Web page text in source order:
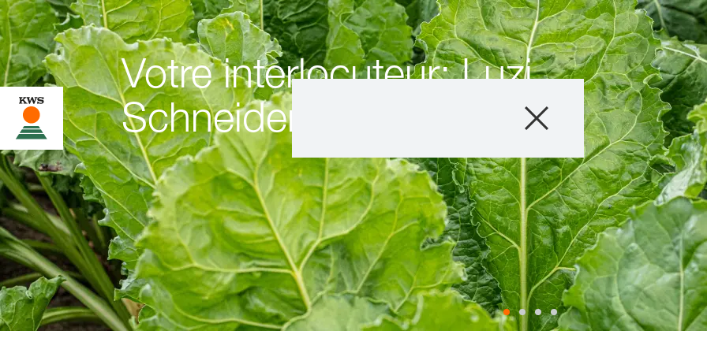
Produits
Conseils
Histoires et
Service
Qui sommes-
Votre interlocuteur: Luzi
Schneider